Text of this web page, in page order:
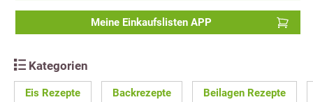
Meine Einkaufslisten APP
Kategorien
Eis Rezepte Backrezepte Beilagen Rezepte